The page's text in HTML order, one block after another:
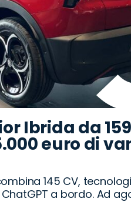
Ibrida da
euro di
145 CV,
a bordo. Ad